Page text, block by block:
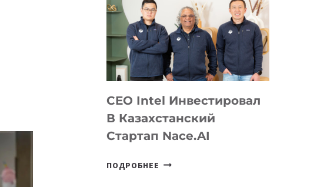
CEO Intel Инвестировал
В Казахстанский
Стартап Nace.AI
ПОДРОБНЕЕ CEO